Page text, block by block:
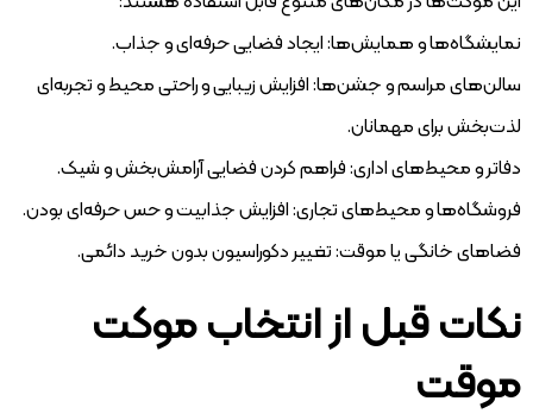
نمایشگاه‌ها و همایش‌ها: ایجاد فضایی حرفه‌ای و جذاب.
سالن‌های مراسم و جشن‌ها: افزایش زیبایی و راحتی محیط و تجربه‌ای
لذت‌بخش برای مهمانان.
دفاتر و محیط‌های اداری: فراهم کردن فضایی آرامش‌بخش و شیک.
فروشگاه‌ها و محیط‌های تجاری: افزایش جذابیت و حس حرفه‌ای بودن.
فضاهای خانگی یا موقت: تغییر دکوراسیون بدون خرید دائمی.
نکات قبل از انتخاب موکت
موقت